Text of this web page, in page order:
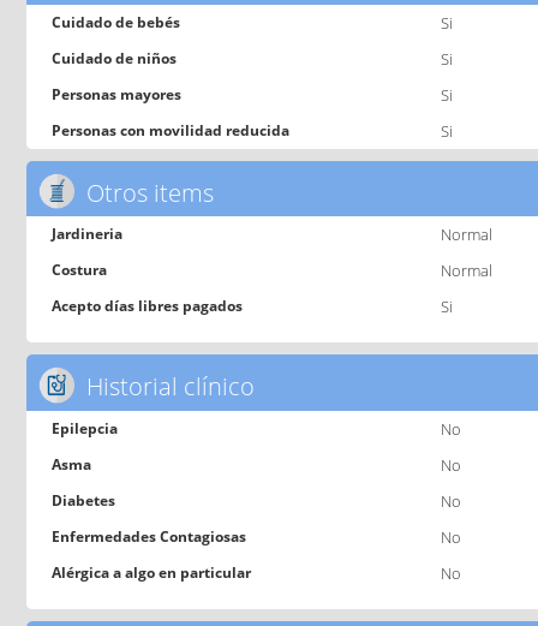
Cuidado de bebés Si
Cuidado de niños Si
Personas mayores Si
Personas con movilidad reducida Si
Otros items
Jardineria Normal
Costura Normal
Acepto días libres pagados Si
Historial clínico
Epilepcia No
Asma No
Diabetes No
Enfermedades Contagiosas No
Alérgica a algo en particular No